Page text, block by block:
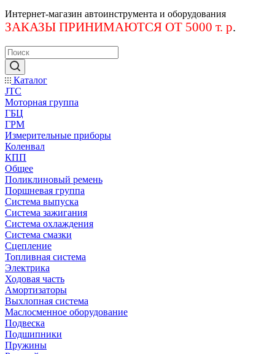
Интернет-магазин автоинструмента и оборудования
ЗАКАЗЫ ПРИНИМАЮТСЯ ОТ 5000 т. р.
Каталог
JTC
Моторная группа
ГБЦ
ГРМ
Измерительные приборы
Коленвал
КПП
Общее
Поликлиновый ремень
Поршневая группа
Система выпуска
Система зажигания
Система охлаждения
Система смазки
Сцепление
Топливная система
Электрика
Ходовая часть
Амортизаторы
Выхлопная система
Маслосменное оборудование
Подвеска
Подшипники
Пружины